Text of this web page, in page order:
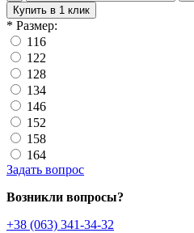
Купить в 1 клик
* Размер:
116
122
128
134
146
152
158
164
Задать вопрос
Возникли вопросы?
+38 (063) 341-34-32